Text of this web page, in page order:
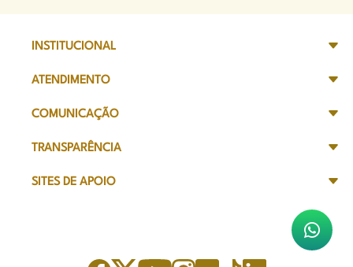
INSTITUCIONAL
ATENDIMENTO
COMUNICAÇÃO
TRANSPARÊNCIA
SITES DE APOIO